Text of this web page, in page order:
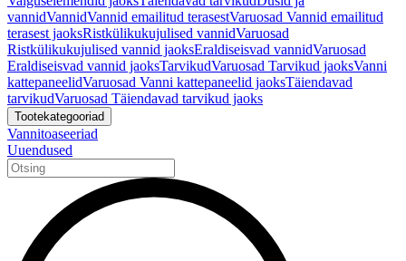
vannidVannidVannid emailitud terasestVaruosad Vannid emailitud
terasest jaoksRistkülikukujulised vannidVaruosad
Ristkülikukujulised vannid jaoksEraldiseisvad vannidVaruosad
Eraldiseisvad vannid jaoksTarvikudVaruosad Tarvikud jaoksVanni
kattepaneelidVaruosad Vanni kattepaneelid jaoksTäiendavad
tarvikudVaruosad Täiendavad tarvikud jaoks
Tootekategooriad
Vannitoaseeriad
Uuendused